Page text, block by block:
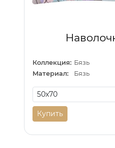
Коллекция: Бязь
Материал:
Бязь
Купить